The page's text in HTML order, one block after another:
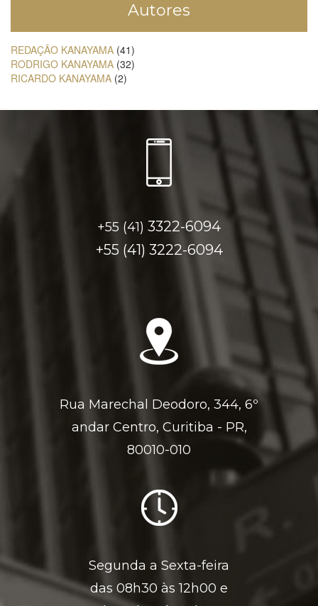
Autores
REDAÇÃO KANAYAMA (41)
RODRIGO KANAYAMA (32)
RICARDO KANAYAMA (2)
+55 (41) 3322-6094
+55 (41) 3222-6094
Rua Marechal Deodoro, 344, 6º
andar Centro, Curitiba - PR,
80010-010
Segunda a Sexta-feira
das 08h30 às 12h00 e